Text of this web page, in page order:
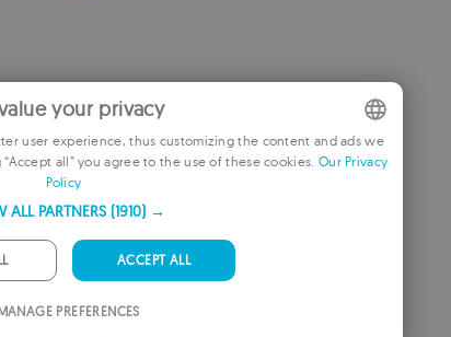
ดูรายงานความปลอดภัยและโปรแกรมป้องกันไวรัส
ENGLISH
your privacy
user experience, thus customizing the content and ads we
all” you agree to the use of these cookies. Our Privacy
Policy
ALL PARTNERS (1910) →
ACCEPT ALL
PREFERENCES